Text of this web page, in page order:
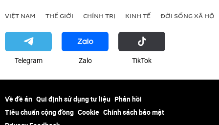
VIỆT NAM THẾ GIỚI CHÍNH TRỊ KINH TẾ ĐỜI SỐNG XÃ HỘI
Telegram Zalo ТikТоk
Về đề án Qui định sử dụng tư liệu Phản hồi
Tiêu chuẩn cộng đồng Cookie Chính sách bảo mật